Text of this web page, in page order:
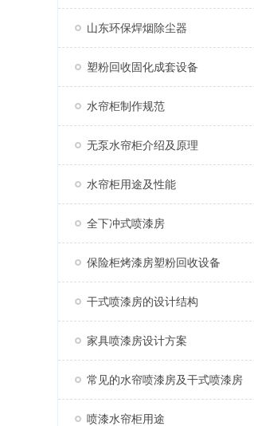
山东环保焊烟除尘器
塑粉回收固化成套设备
水帘柜制作规范
无泵水帘柜介绍及原理
水帘柜用途及性能
全下冲式喷漆房
保险柜烤漆房塑粉回收设备
干式喷漆房的设计结构
家具喷漆房设计方案
常见的水帘喷漆房及干式喷漆房
喷漆水帘柜用途